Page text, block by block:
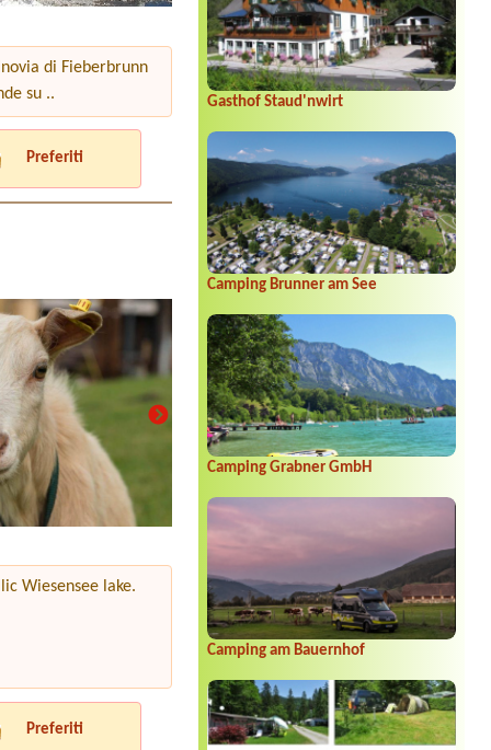
Gasthof Staud'nwirt
Camping Brunner am See
Camping Grabner GmbH
Camping am Bauernhof
di Fieberbrunn
su ..
Preferiti
Wiesensee lake.
Preferiti